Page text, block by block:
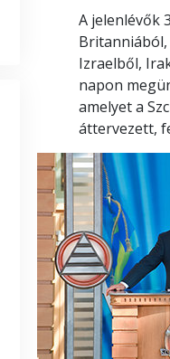
A jelenlévők
Izraelből,
napon
amelyet a
áttervezett,